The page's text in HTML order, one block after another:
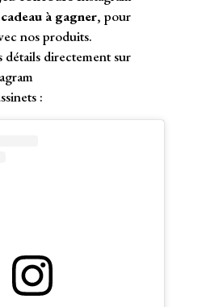
à gagner, pour
nos produits.
détails directement sur
: